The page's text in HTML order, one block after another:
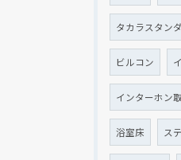
タカラスタン
ビルコン
インターホン
浴室床 ス